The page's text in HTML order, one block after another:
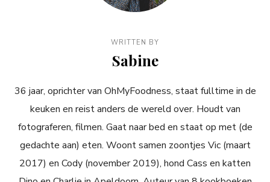
WRITTEN BY
Sabine
36 jaar, oprichter van OhMyFoodness, staat fulltime in de
keuken en reist anders de wereld over. Houdt van
fotograferen, filmen. Gaat naar bed en staat op met (de
gedachte aan) eten. Woont samen zoontjes Vic (maart
2017) en Cody (november 2019), hond Cass en katten